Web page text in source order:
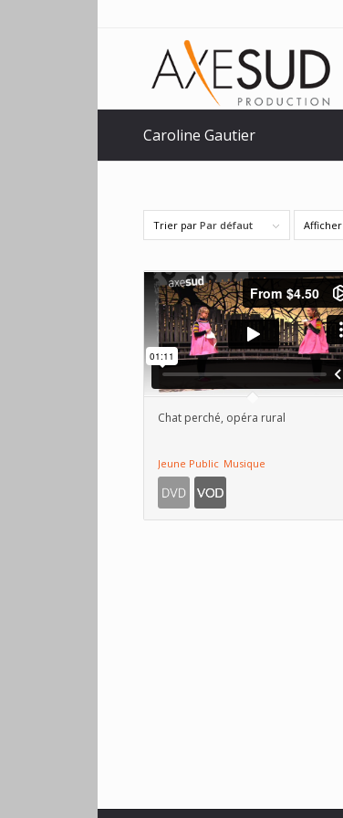
Caroline Gautier
Trier par Par défaut Afficher
Chat perché, opéra rural
Jeune Public Musique